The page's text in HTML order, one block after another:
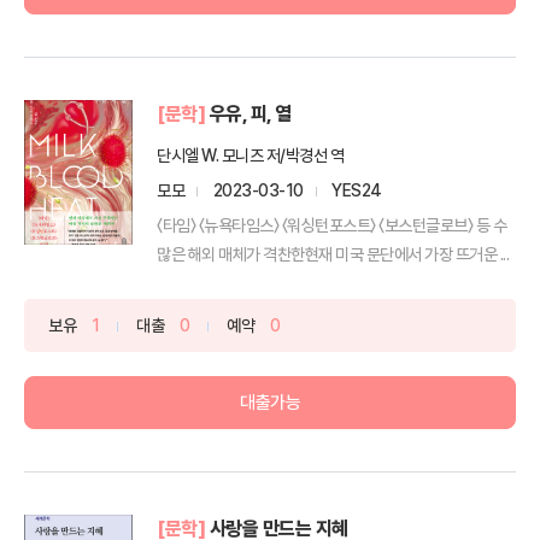
[문학] 우유, 피, 열
단시엘 W. 모니즈 저/박경선 역
모모
2023-03-10
YES24
〈타임〉 〈뉴욕타임스〉 〈워싱턴포스트〉 〈보스턴글로브〉 등 수
많은 해외 매체가 격찬한현재 미국 문단에서 가장 뜨거운 ...
보유 1 대출 0 예약 0
대출가능
[문학] 사랑을 만드는 지혜